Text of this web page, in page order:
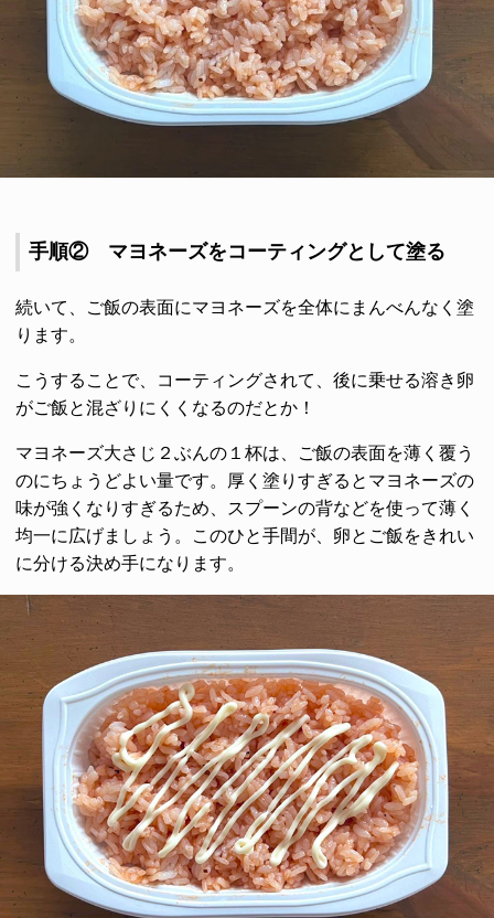
手順② マヨネーズをコーティングとして塗る
続いて、ご飯の表面にマヨネーズを全体にまんべんなく塗
ります。
こうすることで、コーティングされて、後に乗せる溶き卵
がご飯と混ざりにくくなるのだとか！
マヨネーズ大さじ２ぶんの１杯は、ご飯の表面を薄く覆う
のにちょうどよい量です。厚く塗りすぎるとマヨネーズの
味が強くなりすぎるため、スプーンの背などを使って薄く
均一に広げましょう。このひと手間が、卵とご飯をきれい
に分ける決め手になります。